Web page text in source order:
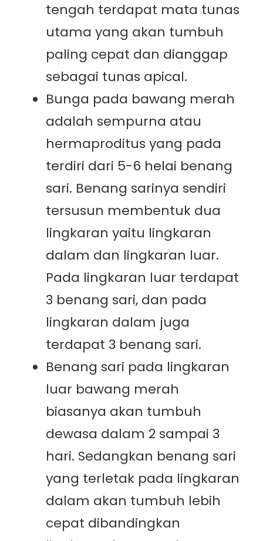
tengah terdapat mata tunas
utama yang akan tumbuh
paling cepat dan dianggap
sebagai tunas apical.
Bunga pada bawang merah
adalah sempurna atau
hermaproditus yang pada
terdiri dari 5-6 helai benang
sari. Benang sarinya sendiri
tersusun membentuk dua
lingkaran yaitu lingkaran
dalam dan lingkaran luar.
Pada lingkaran luar terdapat
3 benang sari, dan pada
lingkaran dalam juga
terdapat 3 benang sari.
Benang sari pada lingkaran
luar bawang merah
biasanya akan tumbuh
dewasa dalam 2 sampai 3
hari. Sedangkan benang sari
yang terletak pada lingkaran
dalam akan tumbuh lebih
cepat dibandingkan